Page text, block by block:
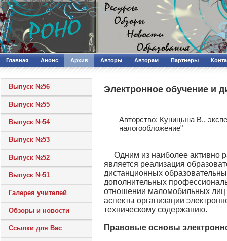
Главная Анонс Архив Авторы Авторам Партнеры
Выпуск №56
Выпуск №55
Выпуск №54
Выпуск №53
Выпуск №52
Выпуск №51
Галерея учителей
Обзоры и новости
Ссылки для Вас
Электронное обучение и
Авторcтво: Куницына В.,
налогообложение"
Одним из наиболее активно
является реализация
дистанционных
дополнительных
отношении маломобильных лиц
аспекты организации
техническому содержанию.
Правовые основы